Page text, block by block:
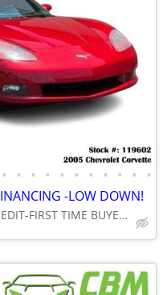
• • • • • • • • • • •
-LOW DOWN!
BAD CREDIT-NO CREDIT-FIRST TIME BUYER-NO PROBLEM! 👌